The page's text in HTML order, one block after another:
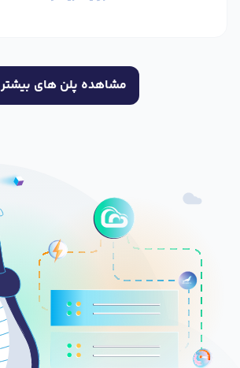
مشاهده پلن های بیشتر